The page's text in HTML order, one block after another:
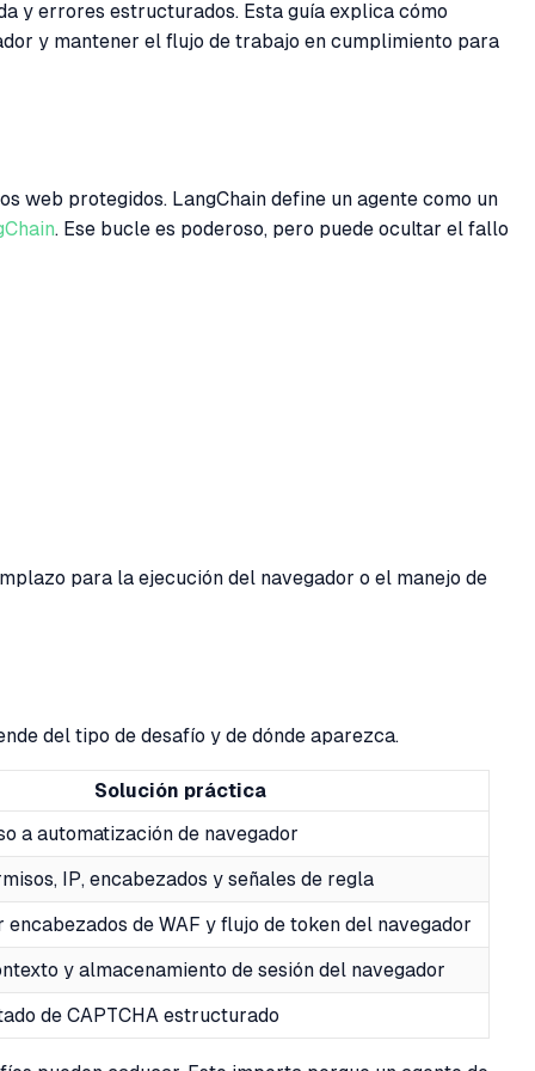
y errores estructurados. Esta guía explica cómo
y mantener el flujo de trabajo en cumplimiento para
web protegidos. LangChain define un agente como un
. Ese bucle es poderoso, pero puede ocultar el fallo
para la ejecución del navegador o el manejo de
del tipo de desafío y de dónde aparezca.
Solución práctica
a automatización de navegador
IP, encabezados y señales de regla
encabezados de WAF y flujo de token del navegador
y almacenamiento de sesión del navegador
de CAPTCHA estructurado